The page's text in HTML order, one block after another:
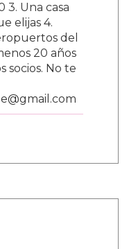
3. Una casa
elijas 4.
del
20 años
socios. No te